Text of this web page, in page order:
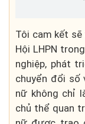
Tôi cam kết
Hội LHPN
nghiệp, phát
chuyển đổi số
nữ không chỉ
chủ thể quan